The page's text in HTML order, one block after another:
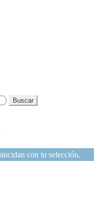
Buscar
con tu selección.